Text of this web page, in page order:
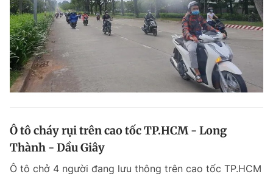
Ô tô cháy rụi trên cao tốc TP.HCM - Long
Thành - Dầu Giây
Ô tô chở 4 người đang lưu thông trên cao tốc TP.HCM